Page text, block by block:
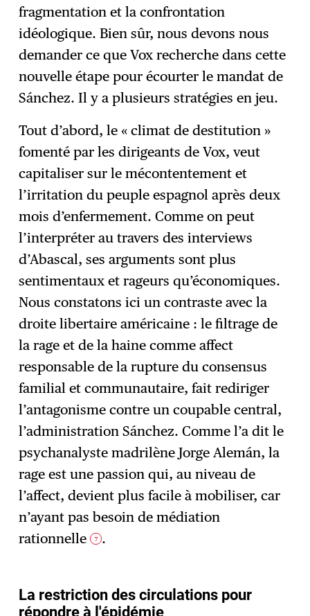
fragmentation et la confrontation
idéologique. Bien sûr, nous devons nous
demander ce que Vox recherche dans cette
nouvelle étape pour écourter le mandat de
Sánchez. Il y a plusieurs stratégies en jeu.
Tout d’abord, le « climat de destitution »
fomenté par les dirigeants de Vox, veut
capitaliser sur le mécontentement et
l’irritation du peuple espagnol après deux
mois d’enfermement. Comme on peut
l’interpréter au travers des interviews
d’Abascal, ses arguments sont plus
sentimentaux et rageurs qu’économiques.
Nous constatons ici un contraste avec la
droite libertaire américaine : le filtrage de
la rage et de la haine comme affect
responsable de la rupture du consensus
familial et communautaire, fait rediriger
l’antagonisme contre un coupable central,
l’administration Sánchez. Comme l’a dit le
psychanalyste madrilène Jorge Alemán, la
rage est une passion qui, au niveau de
l’affect, devient plus facile à mobiliser, car
n’ayant pas besoin de médiation
rationnelle 7 .